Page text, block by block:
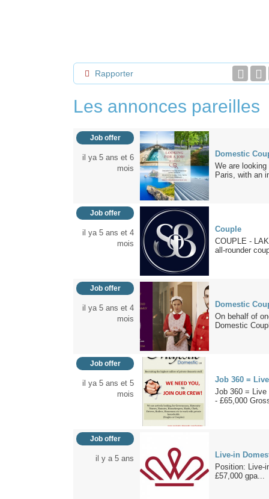
Rapporter
Les annonces pareilles
Job offer
il ya 5 ans et 6
mois
Domestic
We are
Paris, with an
Job offer
il ya 5 ans et 4
mois
Couple
COUPLE -
all-rounder
Job offer
il ya 5 ans et 4
mois
Domestic
On behalf of
Domestic
Job offer
il ya 5 ans et 5
mois
Job 360 =
Job 360 = Live
- £65,000
Job offer
il y a 5 ans
Live-in
Position: Live-
£57,000 gpa...